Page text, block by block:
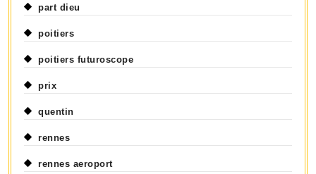
part dieu
poitiers
poitiers futuroscope
prix
quentin
rennes
rennes aeroport